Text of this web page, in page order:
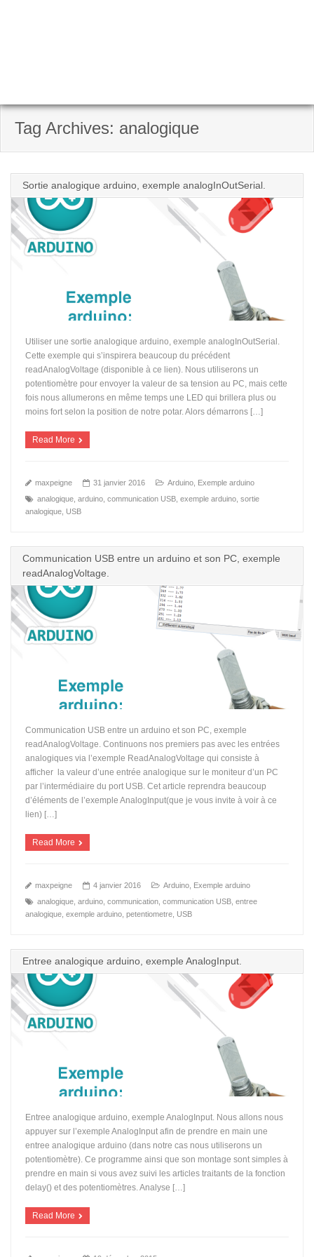
Tag Archives: analogique
Sortie analogique arduino, exemple analogInOutSerial.
Utiliser une sortie analogique arduino, exemple analogInOutSerial.
Cette exemple qui s’inspirera beaucoup du précédent
readAnalogVoltage (disponible à ce lien). Nous utiliserons un
potentiomètre pour envoyer la valeur de sa tension au PC, mais cette
fois nous allumerons en même temps une LED qui brillera plus ou
moins fort selon la position de notre potar. Alors démarrons […]
Read More
maxpeigne 31 janvier 2016 Arduino
Exemple arduino
analogique ,arduino ,communication USB ,exemple arduino ,sortie
analogique
USB
Communication USB entre un arduino et son PC, exemple
readAnalogVoltage.
Communication USB entre un arduino et son PC, exemple
readAnalogVoltage. Continuons nos premiers pas avec les entrées
analogiques via l’exemple ReadAnalogVoltage qui consiste à
afficher la valeur d’une entrée analogique sur le moniteur d’un PC
par l’intermédiaire du port USB. Cet article reprendra beaucoup
d’éléments de l’exemple AnalogInput(que je vous invite à voir à ce
lien) […]
Read More
maxpeigne 4 janvier 2016 Arduino Exemple arduino
analogique ,arduino ,communication ,communication USB ,entree
analogique ,exemple arduino ,petentiometre USB
Entree analogique arduino, exemple AnalogInput.
Entree analogique arduino, exemple AnalogInput. Nous allons nous
appuyer sur l’exemple AnalogInput afin de prendre en main une
entree analogique arduino (dans notre cas nous utiliserons un
potentiomètre). Ce programme ainsi que son montage sont simples à
prendre en main si vous avez suivi les articles traitants de la fonction
delay() et des potentiomètres. Analyse […]
Read More